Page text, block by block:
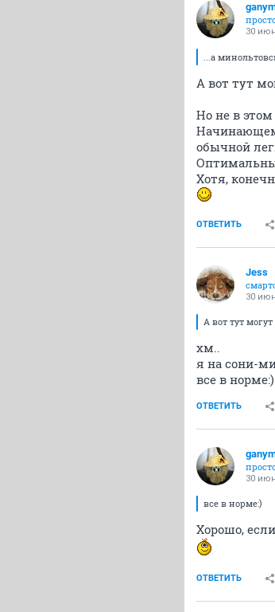
30
...а
А вот тут
Но не в этом
обычной
Хотя,
ОТВЕТИТЬ
Jess
30
А вот тут
хм..
я на сони-
все в норме:)
ОТВЕТИТЬ
30
все в норме:)
Хорошо,
ОТВЕТИТЬ